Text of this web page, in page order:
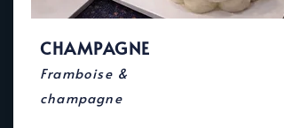
CHAMPAGNE
Framboise &
champagne